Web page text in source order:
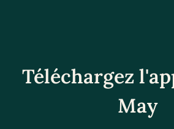
Téléchargez
May